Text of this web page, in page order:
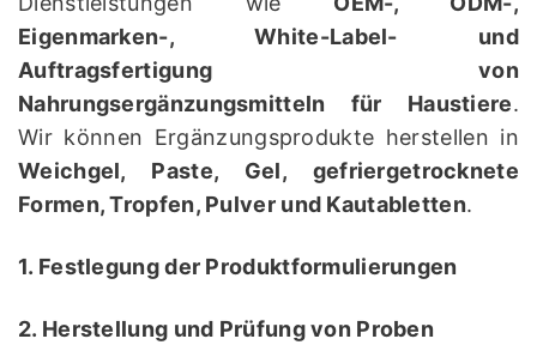
Eigenmarken-, White-Label- und
Auftragsfertigung von
Nahrungsergänzungsmitteln für Haustiere.
Wir können Ergänzungsprodukte herstellen in
Weichgel, Paste, Gel, gefriergetrocknete
Formen, Tropfen, Pulver und Kautabletten.
1. Festlegung der Produktformulierungen
2. Herstellung und Prüfung von Proben